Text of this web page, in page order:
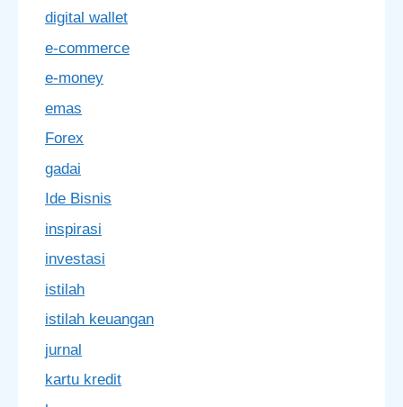
digital wallet
e-commerce
e-money
emas
Forex
gadai
Ide Bisnis
inspirasi
investasi
istilah
istilah keuangan
jurnal
kartu kredit